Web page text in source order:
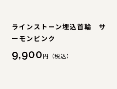
ラインストーン埋込首輪 サ
ーモンピンク
9,900円（税込）